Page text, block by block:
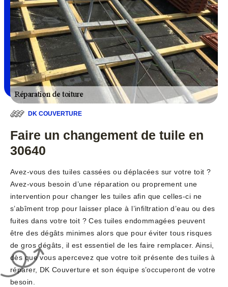
DK COUVERTURE
Faire un changement de tuile en
30640
Avez-vous des tuiles cassées ou déplacées sur votre toit ?
Avez-vous besoin d’une réparation ou proprement une
intervention pour changer les tuiles afin que celles-ci ne
s’abîment trop pour laisser place à l’infiltration d’eau ou des
fuites dans votre toit ? Ces tuiles endommagées peuvent
être des dégâts minimes alors que pour éviter tous risques
de gros dégâts, il est essentiel de les faire remplacer. Ainsi,
dès que vous apercevez que votre toit présente des tuiles à
réparer, DK Couverture et son équipe s’occuperont de votre
besoin.